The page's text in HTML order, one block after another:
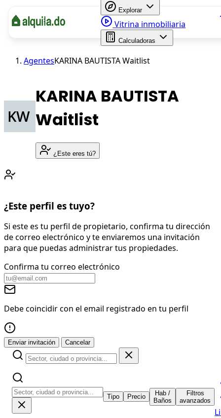
Explorar
Vitrina inmobiliaria
Calculadoras
AgentesKARINA BAUTISTA Waitlist
KARINA BAUTISTA
Waitlist
¿Este eres tú?
¿Este perfil es tuyo?
Si este es tu perfil de propietario, confirma tu dirección
de correo electrónico y te enviaremos una invitación
para que puedas administrar tus propiedades.
Confirma tu correo electrónico
Debe coincidir con el email registrado en tu perfil
Enviar invitación Cancelar
Tipo Precio
Hab /
Baños
Filtros
avanzados